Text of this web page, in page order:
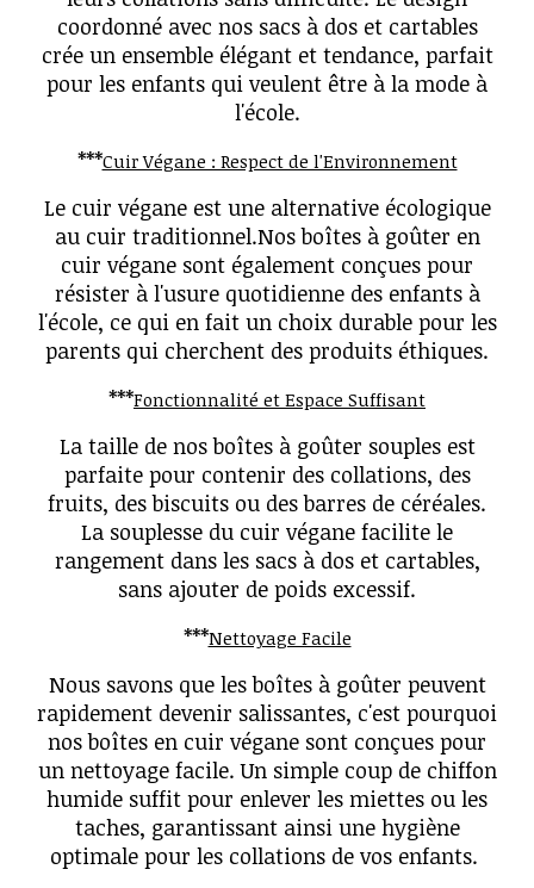
coordonné avec nos sacs à dos et cartables
crée un ensemble élégant et tendance, parfait
pour les enfants qui veulent être à la mode à
l'école.
***Cuir Végane : Respect de l'Environnement
Le cuir végane est une alternative écologique
au cuir traditionnel.Nos boîtes à goûter en
cuir végane sont également conçues pour
résister à l'usure quotidienne des enfants à
l'école, ce qui en fait un choix durable pour les
parents qui cherchent des produits éthiques.
***Fonctionnalité et Espace Suffisant
La taille de nos boîtes à goûter souples est
parfaite pour contenir des collations, des
fruits, des biscuits ou des barres de céréales.
La souplesse du cuir végane facilite le
rangement dans les sacs à dos et cartables,
sans ajouter de poids excessif.
***Nettoyage Facile
Nous savons que les boîtes à goûter peuvent
rapidement devenir salissantes, c'est pourquoi
nos boîtes en cuir végane sont conçues pour
un nettoyage facile. Un simple coup de chiffon
humide suffit pour enlever les miettes ou les
taches, garantissant ainsi une hygiène
optimale pour les collations de vos enfants.